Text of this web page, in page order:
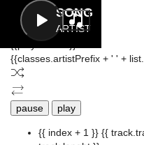
SONG
ARTIST
Letra
{{playListTitle}}
{{classes.artistPrefix + ' ' +
pause play
{{ index + 1 }} {{